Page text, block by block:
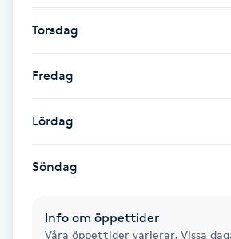
Hudvård
Hyaluronsyra
Hyperhidros
Hypnos
Torsdag
Fredag
Lördag
Söndag
Info om öppettider
Våra öppettider varierar. Vissa